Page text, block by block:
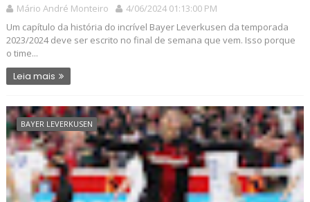
Mário André Monteiro
4/06/2024 01:13:00 PM
Um capítulo da história do incrível Bayer Leverkusen da temporada
2023/2024 deve ser escrito no final de semana que vem. Isso porque
o time...
Leia mais
BAYER LEVERKUSEN